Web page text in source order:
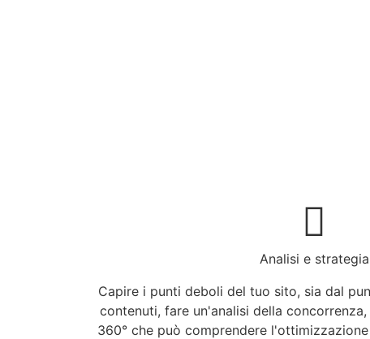
Analisi e strategia
Capire i punti deboli del tuo sito, sia dal
contenuti, fare un'analisi della
360° che può comprendere